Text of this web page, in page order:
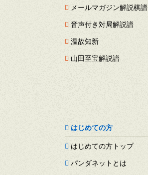
メールマガジン解説棋譜
音声付き対局解説譜
温故知新
山田至宝解説譜
はじめての方
はじめての方トップ
パンダネットとは